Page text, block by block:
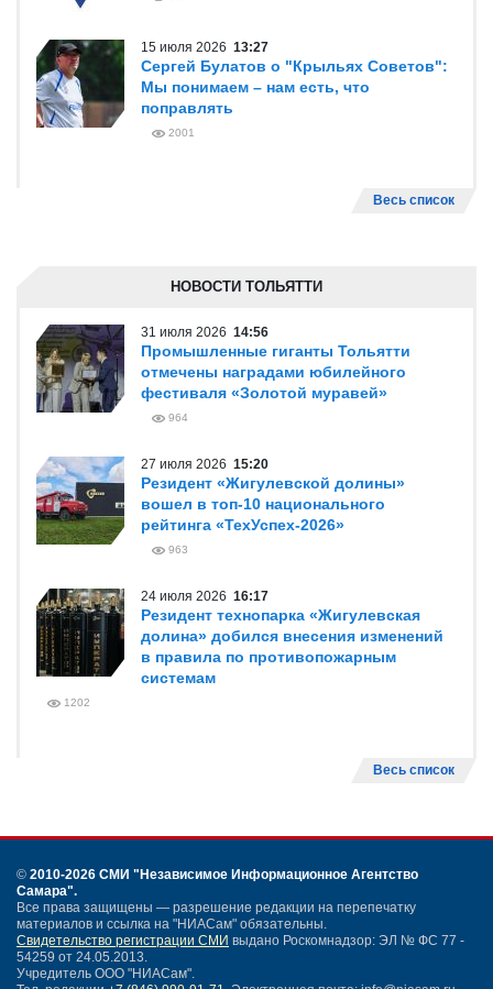
15 июля 2026 13:27
Сергей Булатов о "Крыльях Советов":
Мы понимаем – нам есть, что
поправлять
2001
Весь список
НОВОСТИ ТОЛЬЯТТИ
31 июля 2026 14:56
Промышленные гиганты Тольятти
отмечены наградами юбилейного
фестиваля «Золотой муравей»
964
27 июля 2026 15:20
Резидент «Жигулевской долины»
вошел в топ-10 национального
рейтинга «ТехУспех-2026»
963
24 июля 2026 16:17
Резидент технопарка «Жигулевская
долина» добился внесения изменений
в правила по противопожарным
системам
1202
Весь список
© 2010-2026 СМИ "Независимое Информационное Агентство
Самара".
Все права защищены — разрешение редакции на перепечатку
материалов и ссылка на "НИАСам" обязательны.
Свидетельство регистрации СМИ выдано Роскомнадзор: ЭЛ № ФС 77 -
54259 от 24.05.2013.
Учредитель ООО "НИАСам".